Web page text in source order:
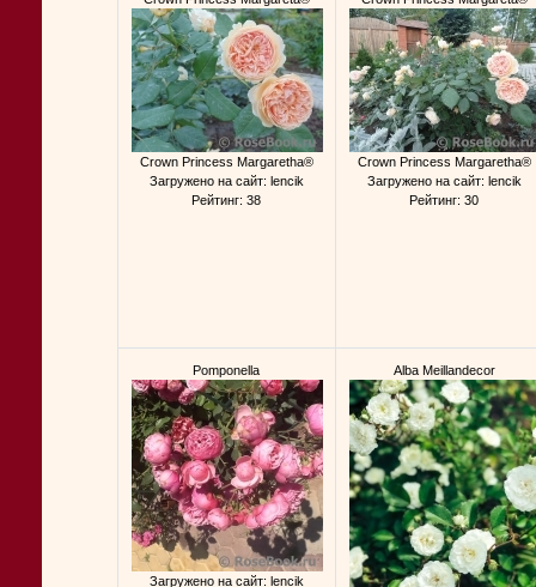
Crown Princess Margaretha®
Загружено на сайт: lencik
Рейтинг: 38
Crown Princess Margaretha®
Загружено на сайт: lencik
Рейтинг: 30
Pomponella
Загружено на сайт: lencik
Alba Meillandecor